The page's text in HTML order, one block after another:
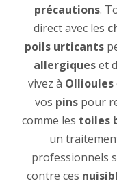
précautions.
direct avec les
poils urticants
allergiqueset
vivez à Ollioules
vos pins pour
comme les toiles
un
professionnels
contre ces